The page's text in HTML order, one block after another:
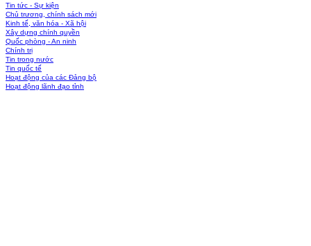
Tin tức - Sự kiện
Chủ trương, chính sách mới
Kinh tế, văn hóa - Xã hội
Xây dựng chính quyền
Quốc phòng - An ninh
Chính trị
Tin trong nước
Tin quốc tế
Hoạt động của các Đảng bộ
Hoạt động lãnh đạo tỉnh